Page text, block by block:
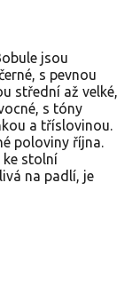
jsou
s pevnou
střední až velké,
s tóny
a tříslovinou.
poloviny října.
ke stolní
na padlí, je